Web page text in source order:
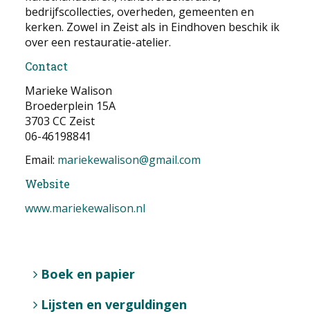
bedrijfscollecties, overheden, gemeenten en
kerken. Zowel in Zeist als in Eindhoven beschik ik
over een restauratie-atelier.
Contact
Marieke Walison
Broederplein 15A
3703 CC Zeist
06-46198841
Email: mariekewalison@gmail.com
Website
www.mariekewalison.nl
Boek en papier
Lijsten en verguldingen